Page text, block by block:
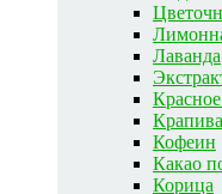
Лаванда
Крапива
Кофеин
Какао
Корица